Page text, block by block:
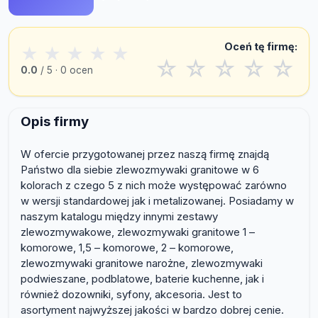
★ ★ ★ ★ ★
0.0 / 5 · 0 ocen
Oceń tę firmę:
☆ ☆ ☆ ☆ ☆
Opis firmy
W ofercie przygotowanej przez naszą firmę znajdą
Państwo dla siebie zlewozmywaki granitowe w 6
kolorach z czego 5 z nich może występować zarówno
w wersji standardowej jak i metalizowanej. Posiadamy w
naszym katalogu między innymi zestawy
zlewozmywakowe, zlewozmywaki granitowe 1 –
komorowe, 1,5 – komorowe, 2 – komorowe,
zlewozmywaki granitowe narożne, zlewozmywaki
podwieszane, podblatowe, baterie kuchenne, jak i
również dozowniki, syfony, akcesoria. Jest to
asortyment najwyższej jakości w bardzo dobrej cenie.